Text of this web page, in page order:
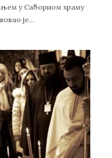
у Саборном храму
је…